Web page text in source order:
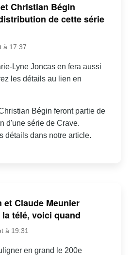
Christian Bégin
de cette série
à 17:37
Lyne Joncas en fera aussi
les détails au lien en
Bégin feront partie de
d'une série de Crave.
détails dans notre article.
Claude Meunier
télé, voici quand
à 19:31
en grand le 200e